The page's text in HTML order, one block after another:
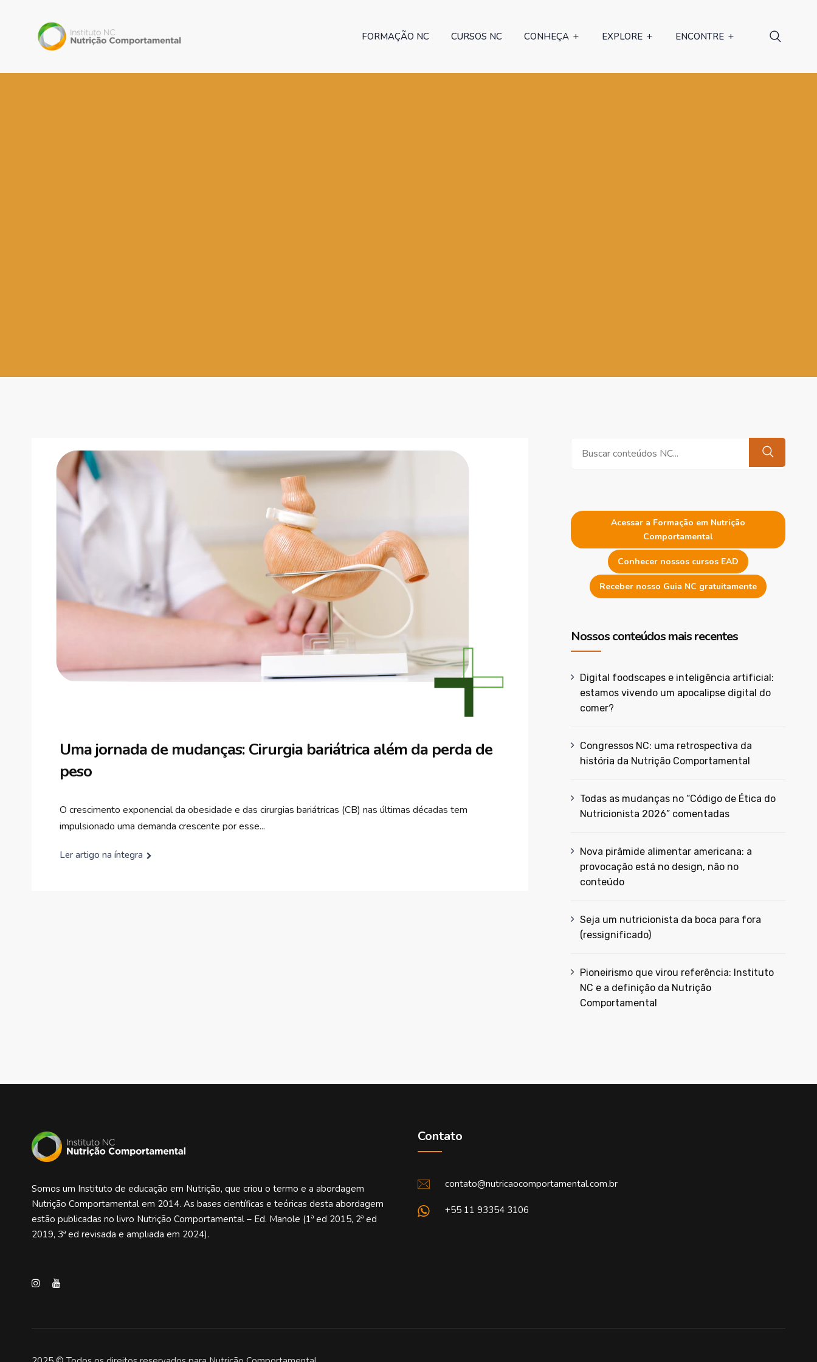
FORMAÇÃO NC CURSOS NC CONHEÇA EXPLORE ENCONTRE
Uma jornada de mudanças: Cirurgia bariátrica além da perda de
peso
O crescimento exponencial da obesidade e das cirurgias bariátricas (CB) nas últimas décadas tem
impulsionado uma demanda crescente por esse...
Ler artigo na íntegra
Acessar a Formação em Nutrição
Comportamental
Conhecer nossos cursos EAD
Receber nosso Guia NC gratuitamente
Nossos conteúdos mais recentes
Digital foodscapes e inteligência artificial:
estamos vivendo um apocalipse digital do
comer?
Congressos NC: uma retrospectiva da
história da Nutrição Comportamental
Todas as mudanças no “Código de Ética do
Nutricionista 2026” comentadas
Nova pirâmide alimentar americana: a
provocação está no design, não no
conteúdo
Seja um nutricionista da boca para fora
(ressignificado)
Pioneirismo que virou referência: Instituto
NC e a definição da Nutrição
Comportamental
Somos um Instituto de educação em Nutrição, que criou o termo e a abordagem
Nutrição Comportamental em 2014. As bases científicas e teóricas desta abordagem
estão publicadas no livro Nutrição Comportamental – Ed. Manole (1ª ed 2015, 2ª ed
2019, 3ª ed revisada e ampliada em 2024).
Contato
contato@nutricaocomportamental.com.br
+55 11 93354 3106